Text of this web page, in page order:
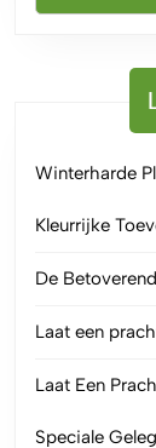
Winterharde
Kleurrijke
De
Laat een
Laat Een
Speciale